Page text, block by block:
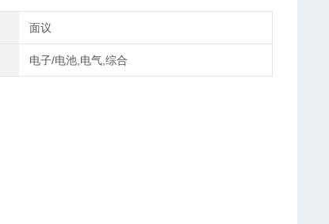
面议
电子/电池,电气,综合